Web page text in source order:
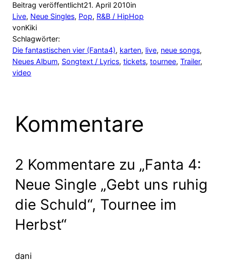
Beitrag veröffentlicht21. April 2010in
Live, Neue Singles, Pop, R&B / HipHop
vonKiki
Schlagwörter:
Die fantastischen vier (Fanta4), karten, live, neue songs
Neues Album, Songtext / Lyrics, tickets, tournee, Trailer
video
Kommentare
2 Kommentare zu „Fanta 4:
Neue Single „Gebt uns ruhig
die Schuld“, Tournee im
Herbst“
dani